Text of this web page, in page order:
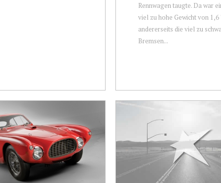
Rennwagen taugte. Da war
viel zu hohe Gewicht von 1,6
andererseits die viel zu
Bremsen...